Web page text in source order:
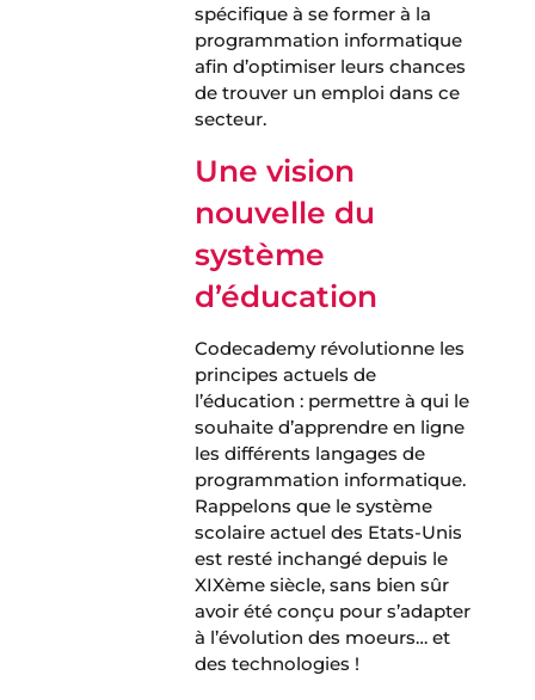
spécifique à se former à la
programmation informatique
afin d’optimiser leurs chances
de trouver un emploi dans ce
secteur.
Une vision
nouvelle du
système
d’éducation
Codecademy révolutionne les
principes actuels de
l’éducation : permettre à qui le
souhaite d’apprendre en ligne
les différents langages de
programmation informatique.
Rappelons que le système
scolaire actuel des Etats-Unis
est resté inchangé depuis le
XIXème siècle, sans bien sûr
avoir été conçu pour s’adapter
à l’évolution des moeurs… et
des technologies !